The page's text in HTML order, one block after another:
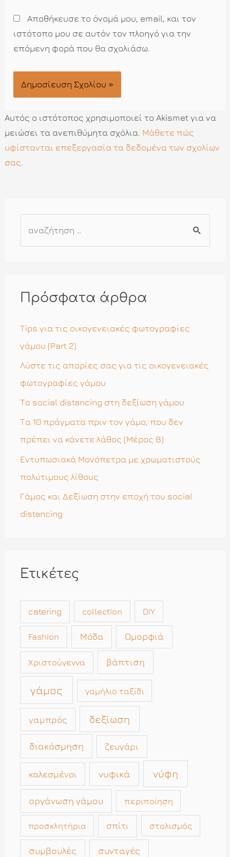
Αποθήκευσε το όνομά μου, email, και τον
ιστότοπο μου σε αυτόν τον πλοηγό για την
επόμενη φορά που θα σχολιάσω.
Αυτός ο ιστότοπος χρησιμοποιεί το Akismet για να
μειώσει τα ανεπιθύμητα σχόλια. Μάθετε πώς
υφίστανται επεξεργασία τα δεδομένα των σχολίων
σας.
ή
η
σ
η
γ
Πρόσφατα άρθρα
Tips για τις οικογενειακές φωτογραφίες
γάμου (Part 2)
Λύστε τις απορίες σας για τις οικογενειακές
φωτογραφίες γάμου
Το social distancing στη δεξίωση γάμου
Τα 10 πράγματα πριν τον γάμο, που δεν
πρέπει να κάνετε λάθος (Μέρος Β)
Εντυπωσιακά Μονόπετρα με χρωματιστούς
πολύτιμους λίθους
Γάμος και Δεξίωση στην εποχή του social
distancing
Ετικέτες
catering collection DIY
Fashion Μόδα Ομορφιά
Χριστούγεννα βάπτιση
γάμος γαμήλιο ταξίδι
γαμπρός δεξίωση
διακόσμηση ζευγάρι
καλεσμένοι νυφικά νύφη
οργάνωση γάμου περιποίηση
προσκλητήρια σπίτι στολισμός
συμβουλές συνταγές